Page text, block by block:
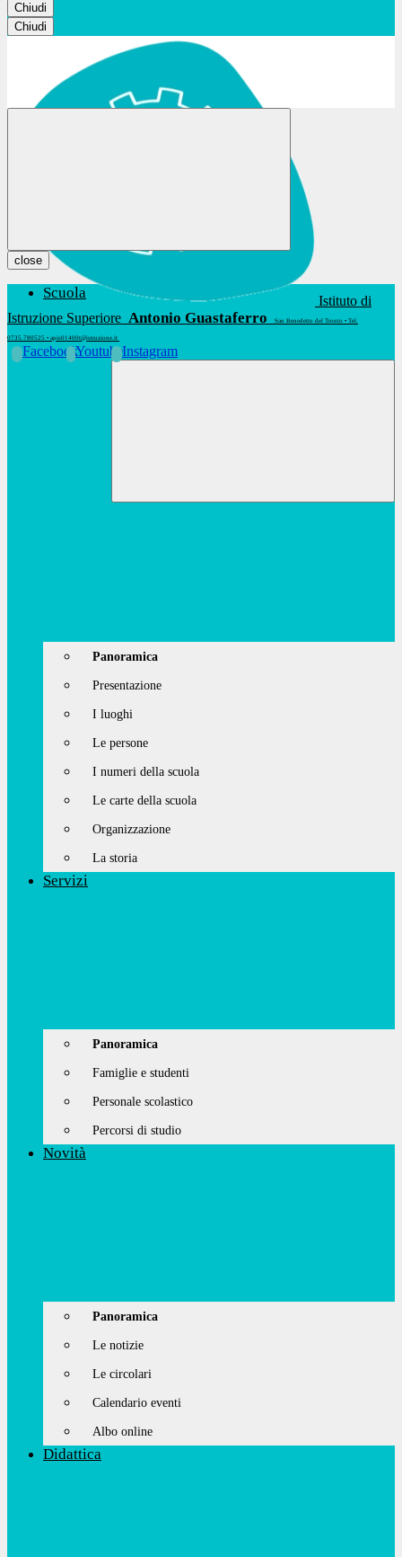
Chiudi
Chiudi
Istituto di
Istruzione Superiore Antonio Guastaferro San Benedetto del Tronto • Tel.
0735.780525 • apis01400t@istruzione.it
FacebookYoutubeInstagram
close
Scuola
Panoramica
Presentazione
I luoghi
Le persone
I numeri della scuola
Le carte della scuola
Organizzazione
La storia
Servizi
Panoramica
Famiglie e studenti
Personale scolastico
Percorsi di studio
Novità
Panoramica
Le notizie
Le circolari
Calendario eventi
Albo online
Didattica